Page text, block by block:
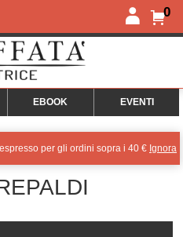
0
EBOOK EVENTI
per gli ordini sopra i 40 € Ignora